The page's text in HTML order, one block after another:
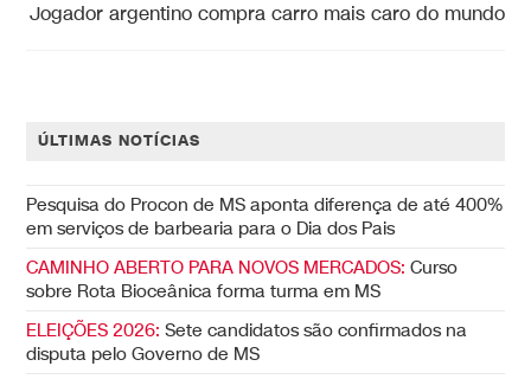
Jogador argentino compra carro mais caro do mundo
ÚLTIMAS NOTÍCIAS
Pesquisa do Procon de MS aponta diferença de até 400%
em serviços de barbearia para o Dia dos Pais
CAMINHO ABERTO PARA NOVOS MERCADOS: Curso
sobre Rota Bioceânica forma turma em MS
ELEIÇÕES 2026: Sete candidatos são confirmados na
disputa pelo Governo de MS